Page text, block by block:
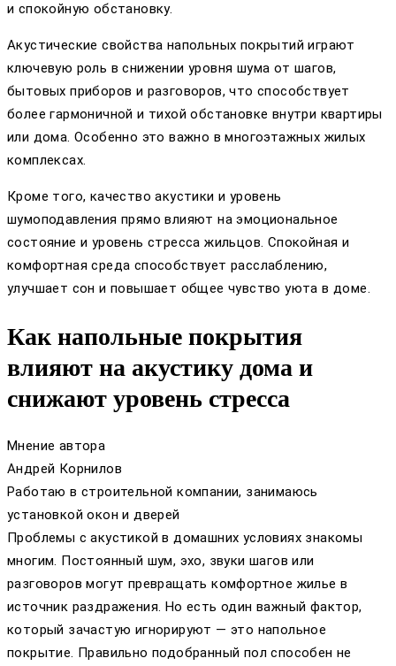
и спокойную обстановку.
Акустические свойства напольных покрытий играют
ключевую роль в снижении уровня шума от шагов,
бытовых приборов и разговоров, что способствует
более гармоничной и тихой обстановке внутри квартиры
или дома. Особенно это важно в многоэтажных жилых
комплексах.
Кроме того, качество акустики и уровень
шумоподавления прямо влияют на эмоциональное
состояние и уровень стресса жильцов. Спокойная и
комфортная среда способствует расслаблению,
улучшает сон и повышает общее чувство уюта в доме.
Как напольные покрытия
влияют на акустику дома и
снижают уровень стресса
Мнение автора
Андрей Корнилов
Работаю в строительной компании, занимаюсь
установкой окон и дверей
Проблемы с акустикой в домашних условиях знакомы
многим. Постоянный шум, эхо, звуки шагов или
разговоров могут превращать комфортное жилье в
источник раздражения. Но есть один важный фактор,
который зачастую игнорируют — это напольное
покрытие. Правильно подобранный пол способен не